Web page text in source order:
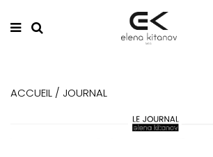
ACCUEIL / JOURNAL